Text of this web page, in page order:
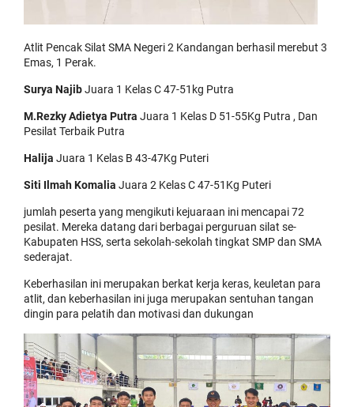
Atlit Pencak Silat SMA Negeri 2 Kandangan berhasil merebut 3
Emas, 1 Perak.
Surya NajibJuara 1 Kelas C 47-51kg Putra
M.Rezky Adietya Putra Juara 1 Kelas D 51-55Kg Putra , Dan
Pesilat Terbaik Putra
Halija Juara 1 Kelas B 43-47Kg Puteri
Siti Ilmah Komalia Juara 2 Kelas C 47-51Kg Puteri
jumlah peserta yang mengikuti kejuaraan ini mencapai 72
pesilat. Mereka datang dari berbagai perguruan silat se-
Kabupaten HSS, serta sekolah-sekolah tingkat SMP dan SMA
sederajat.
Keberhasilan ini merupakan berkat kerja keras, keuletan para
atlit, dan keberhasilan ini juga merupakan sentuhan tangan
dingin para pelatih dan motivasi dan dukungan